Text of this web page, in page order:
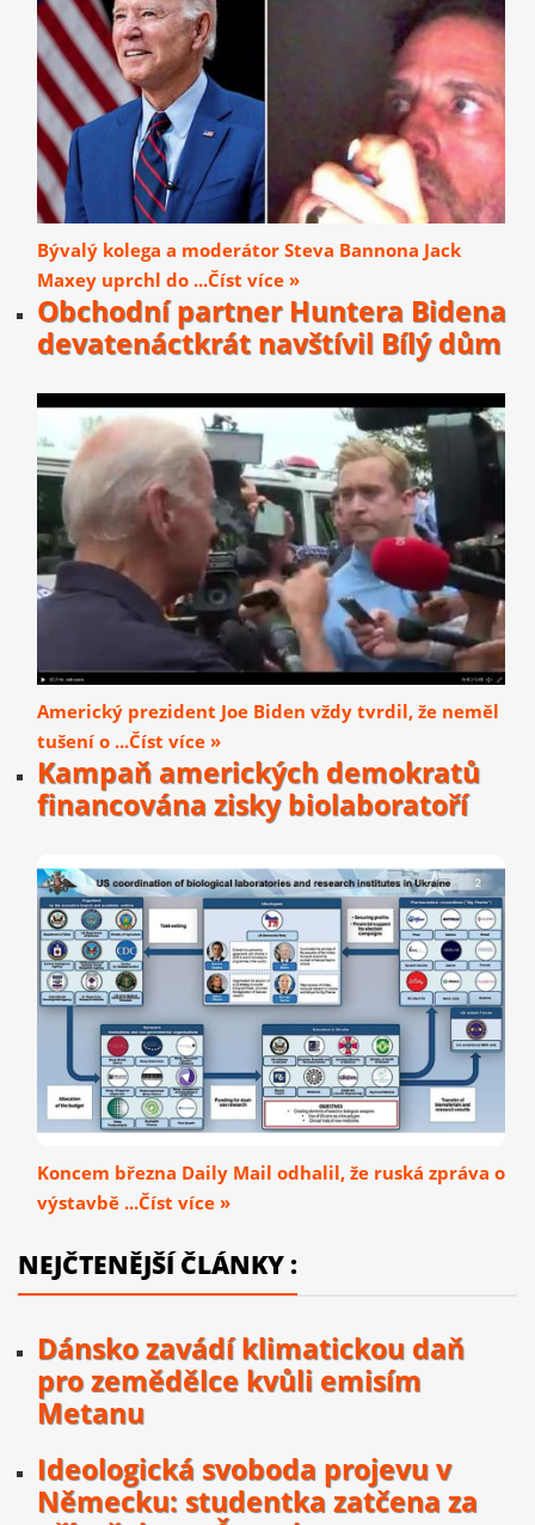
Bývalý kolega a moderátor Steva Bannona Jack
Maxey uprchl do ...Číst více »
Obchodní partner Huntera Bidena
devatenáctkrát navštívil Bílý dům
Americký prezident Joe Biden vždy tvrdil, že neměl
tušení o ...Číst více »
Kampaň amerických demokratů
financována zisky biolaboratoří
Koncem března Daily Mail odhalil, že ruská zpráva o
výstavbě ...Číst více »
NEJČTENĚJŠÍ ČLÁNKY :
Dánsko zavádí klimatickou daň
pro zemědělce kvůli emisím
Metanu
Ideologická svoboda projevu v
Německu: studentka zatčena za